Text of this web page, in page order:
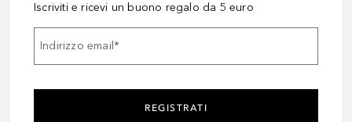
Iscriviti e ricevi un buono regalo da 5 euro
Indirizzo email*
REGISTRATI